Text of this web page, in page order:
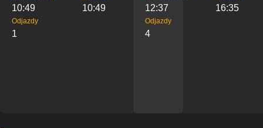
10:49 10:49
Odjazdy
1
12:37 16:35
Odjazdy
4